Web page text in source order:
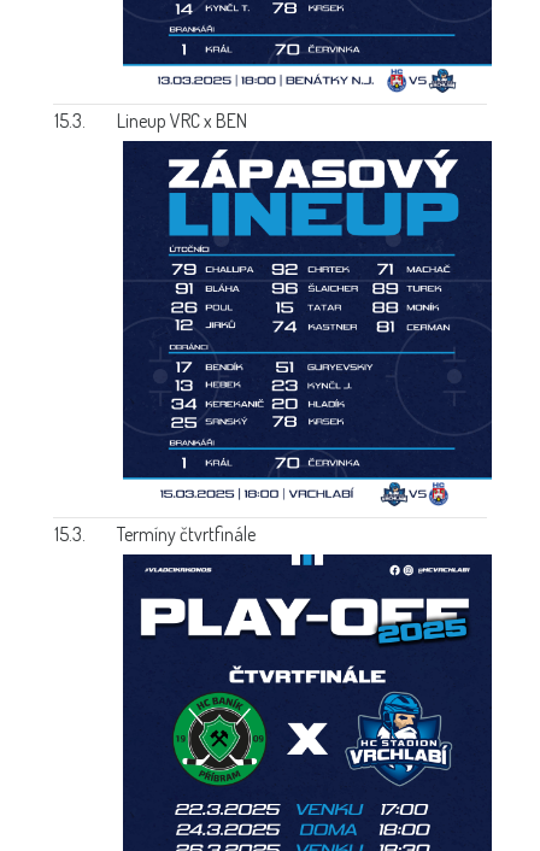
15.3. Lineup VRC x BEN
15.3. Termíny čtvrtfinále